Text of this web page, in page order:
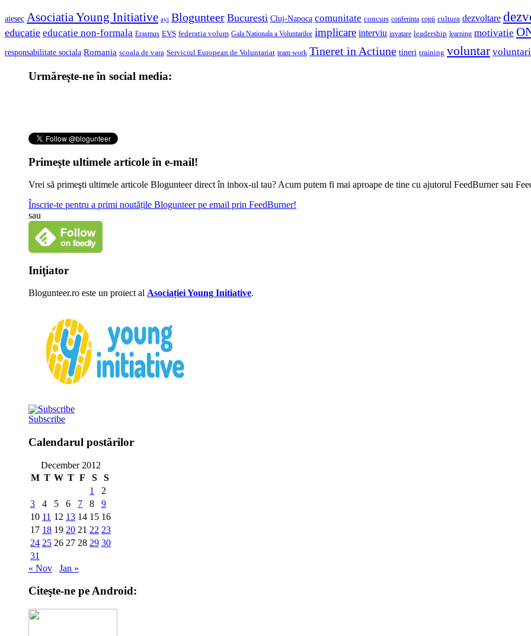
aiesec Asociatia Young Initiative ayi Blogunteer Bucuresti Cluj-Napoca comunitate concurs conferinta copii cultura dezvoltare
educatie educatie non-formala Erasmus EVS federatia volum Gala Nationala a Voluntarilor implicare interviu invatare leadership learning motivatie
responsabilitate sociala Romania scoala de vara Serviciul European de Voluntariat team work Tineret in Actiune tineri training voluntar voluntari
Urmăreşte-ne în social media:
Primeşte ultimele articole în e-mail!
Vrei să primeşti ultimele articole Blogunteer direct în inbox-ul tau? Acum putem fi mai aproape de tine cu ajutorul FeedBurner sau
Înscrie-te pentru a primi noutățile Blogunteer pe email prin FeedBurner!
sau
Iniţiator
Blogunteer.ro este un proiect al Asociației Young Initiative.
Subscribe
Calendarul postărilor
December 2012
M T W T F S
S
1
2
3
4 5 6 7 8
9
10 11 12 13 14 15 16
17 18 19 20 21 22 23
24 25 26 27 28 29 30
31
« Nov
Jan »
Citeşte-ne pe Android: